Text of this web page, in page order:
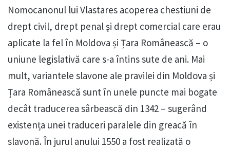
Nomocanonul lui Vlastares acoperea chestiuni de
drept civil, drept penal și drept comercial care erau
aplicate la fel în Moldova și Țara Românească – o
uniune legislativă care s-a întins sute de ani. Mai
mult, variantele slavone ale pravilei din Moldova și
Țara Românească sunt în unele puncte mai bogate
decât traducerea sârbească din 1342 – sugerând
existența unei traduceri paralele din greacă în
slavonă. În jurul anului 1550 a fost realizată o